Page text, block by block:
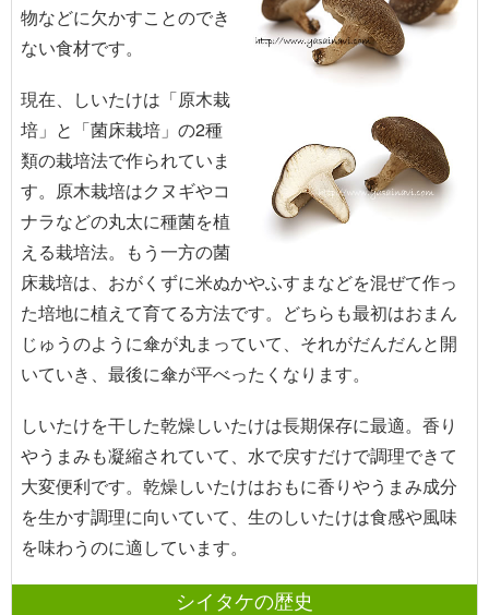
物などに欠かすことのでき
ない食材です。
現在、しいたけは「原木栽
培」と「菌床栽培」の2種
類の栽培法で作られていま
す。原木栽培はクヌギやコ
ナラなどの丸太に種菌を植
える栽培法。もう一方の菌
床栽培は、おがくずに米ぬかやふすまなどを混ぜて作っ
た培地に植えて育てる方法です。どちらも最初はおまん
じゅうのように傘が丸まっていて、それがだんだんと開
いていき、最後に傘が平べったくなります。
しいたけを干した乾燥しいたけは長期保存に最適。香り
やうまみも凝縮されていて、水で戻すだけで調理できて
大変便利です。乾燥しいたけはおもに香りやうまみ成分
を生かす調理に向いていて、生のしいたけは食感や風味
を味わうのに適しています。
シイタケの歴史